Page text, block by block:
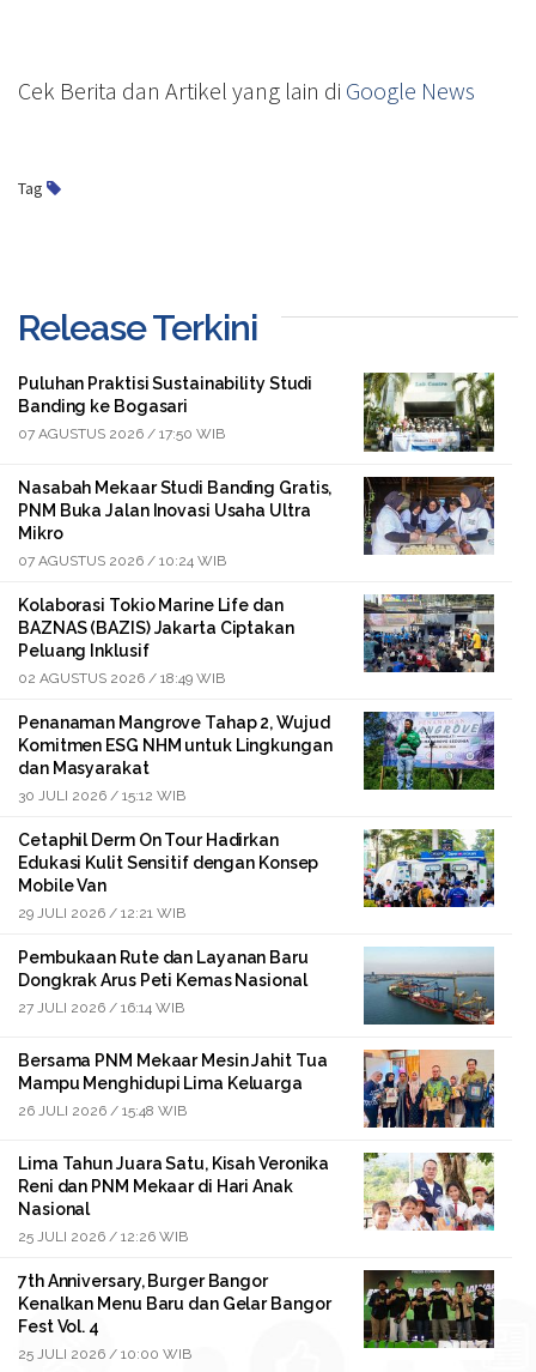
Cek Berita dan Artikel yang lain di Google News
Tag
Release Terkini
Puluhan Praktisi Sustainability Studi
Banding ke Bogasari
07 AGUSTUS 2026 / 17:50 WIB
Nasabah Mekaar Studi Banding Gratis,
PNM Buka Jalan Inovasi Usaha Ultra
Mikro
07 AGUSTUS 2026 / 10:24 WIB
Kolaborasi Tokio Marine Life dan
BAZNAS (BAZIS) Jakarta Ciptakan
Peluang Inklusif
02 AGUSTUS 2026 / 18:49 WIB
Penanaman Mangrove Tahap 2, Wujud
Komitmen ESG NHM untuk Lingkungan
dan Masyarakat
30 JULI 2026 / 15:12 WIB
Cetaphil Derm On Tour Hadirkan
Edukasi Kulit Sensitif dengan Konsep
Mobile Van
29 JULI 2026 / 12:21 WIB
Pembukaan Rute dan Layanan Baru
Dongkrak Arus Peti Kemas Nasional
27 JULI 2026 / 16:14 WIB
Bersama PNM Mekaar Mesin Jahit Tua
Mampu Menghidupi Lima Keluarga
26 JULI 2026 / 15:48 WIB
Lima Tahun Juara Satu, Kisah Veronika
Reni dan PNM Mekaar di Hari Anak
Nasional
25 JULI 2026 / 12:26 WIB
7th Anniversary, Burger Bangor
Kenalkan Menu Baru dan Gelar Bangor
Fest Vol. 4
25 JULI 2026 / 10:00 WIB